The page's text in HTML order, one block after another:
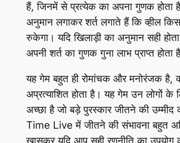
हैं, जिनमें से प्रत्येक का अपना गुणक होता
अनुमान लगाकर शर्त लगाते हैं कि व्हील
रुकेगा। यदि खिलाड़ी का अनुमान सही
अपनी शर्त का गुणक गुना लाभ प्राप्त होता
यह गेम बहुत ही रोमांचक और मनोरंजक है,
अप्रत्याशित होता है। यह गेम उन लोगों के
अच्छा है जो बड़े पुरस्कार जीतने की
Time Live में जीतने की संभावना बहुत